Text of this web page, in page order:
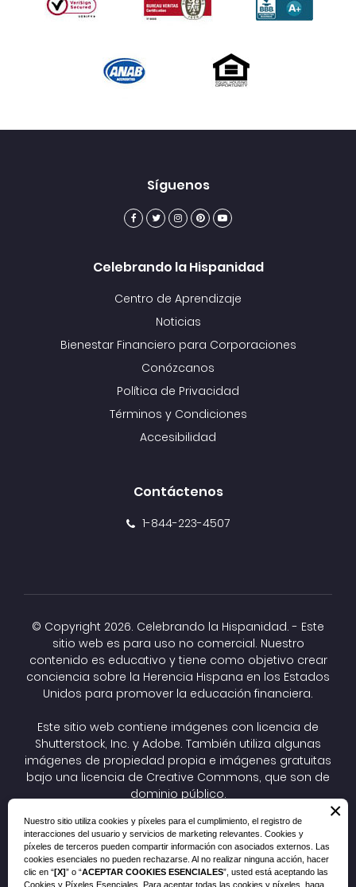
Síguenos
Celebrando la Hispanidad
Centro de Aprendizaje
Noticias
Bienestar Financiero para Corporaciones
Conózcanos
Política de Privacidad
Términos y Condiciones
Accesibilidad
Contáctenos
1-844-223-4507
© Copyright 2026. Celebrando la Hispanidad. - Este
sitio web es para uso no comercial. Nuestro
contenido es educativo y tiene como objetivo crear
conciencia sobre la Herencia Hispana en los Estados
Unidos para promover la educación financiera.
Este sitio web contiene imágenes con licencia de
Shutterstock, Inc. y Adobe. También utiliza algunas
imágenes de propiedad propia e imágenes gratuitas
bajo una licencia de Creative Commons, que son de
dominio público.
derechos de autor, pero el autor ha optado por
autorizar previamente su reutilización. Si tiene un
problema de cumplimiento, una pregunta o un
asunto legal relacionado, envíenos un correo
×
Nuestro sitio utiliza cookies y píxeles para el cumplimiento, el registro de
interacciones del usuario y servicios de marketing relevantes. Cookies y
píxeles de terceros pueden compartir información con asociados externos. Las
cookies esenciales no pueden rechazarse. Al no realizar ninguna acción, hacer
clic en “[X]” o “ACEPTAR COOKIES ESENCIALES”, usted está aceptando las
Cookies y Píxeles Esenciales. Para aceptar todas las cookies y píxeles, haga